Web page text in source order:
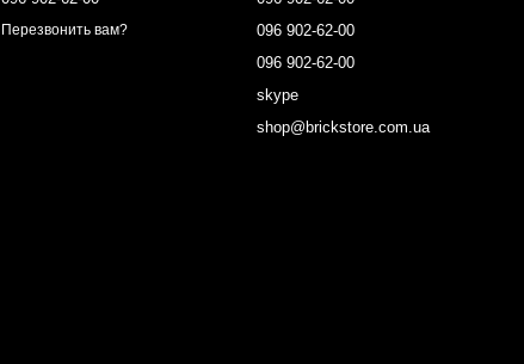
Перезвонить вам?
096 902-62-00
096 902-62-00
skype
shop@brickstore.com.ua